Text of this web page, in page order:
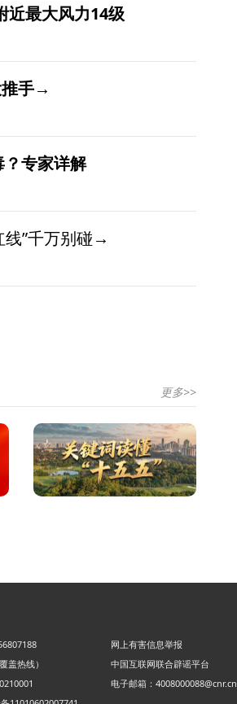
近最大风力14级
推手→
专家详解
线”千万别碰→
更多>>
网上有害信息举报
盖热线）
中国互联网联合辟谣平台
电子邮箱：4008000088@cnr.cn